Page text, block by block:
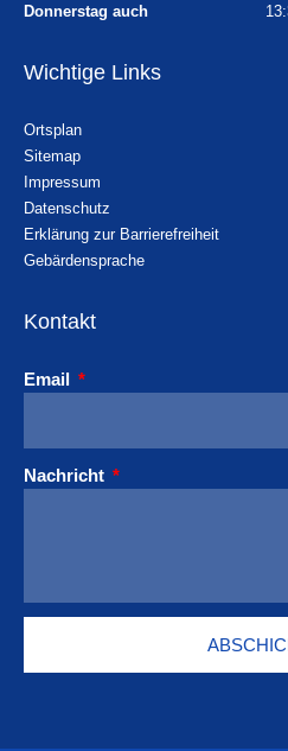
Donnerstag auch
Wichtige Links
Ortsplan
Sitemap
Impressum
Datenschutz
Erklärung zur Barrierefreiheit
Gebärdensprache
Kontakt
Email
Nachricht